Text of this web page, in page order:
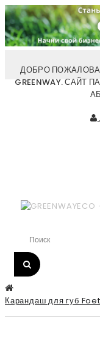
ДОБРО
GREENWAY. САЙТ
Карандаш для губ